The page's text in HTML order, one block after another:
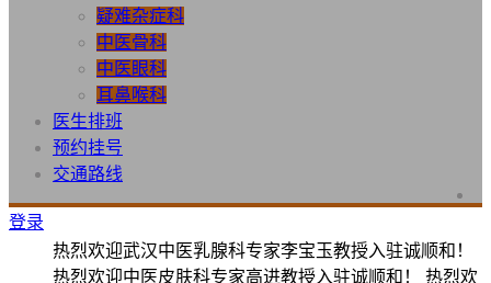
疑难杂症科
中医骨科
中医眼科
耳鼻喉科
医生排班
预约挂号
交通路线
登录
热烈欢迎武汉中医乳腺科专家李宝玉教授入驻诚顺和！
热烈欢迎中医皮肤科专家高进教授入驻诚顺和！ 热烈欢